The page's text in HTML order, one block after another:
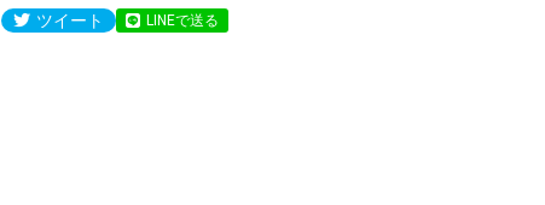
ツイート LINEで送る